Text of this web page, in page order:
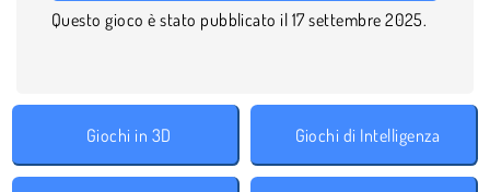
Questo gioco è stato pubblicato il 17 settembre 2025.
Giochi in 3D Giochi di Intelligenza